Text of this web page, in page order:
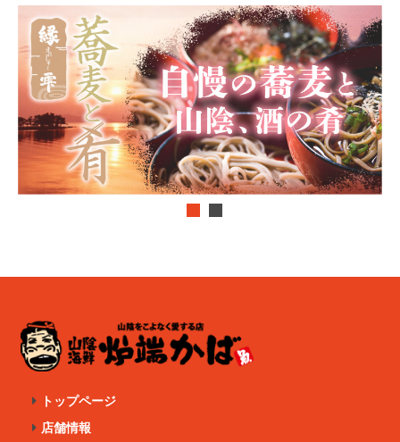
トップページ
店舗情報